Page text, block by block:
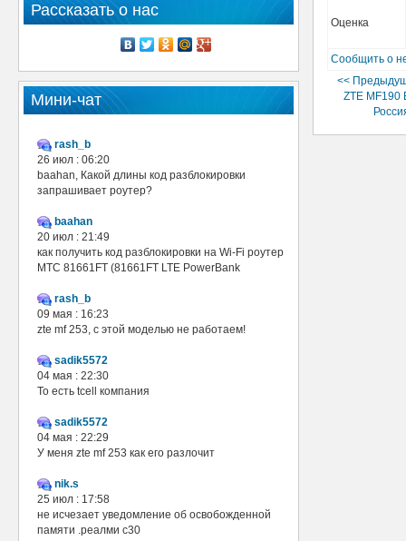
Рассказать о нас
Мини-чат
rash_b
26 июл : 06:20
baahan, Какой длины код разблокировки
запрашивает роутер?
baahan
20 июл : 21:49
как получить код разблокировки на Wi-Fi роутер
МТС 81661FT (81661FT LTE PowerBank
rash_b
09 мая : 16:23
zte mf 253, с этой моделью не работаем!
sadik5572
04 мая : 22:30
То есть tcell компания
sadik5572
04 мая : 22:29
У меня zte mf 253 как его разлочит
nik.s
25 июл : 17:58
не исчезает уведомление об освобожденной
памяти .реалми с30
Оценка
Сообщить о
<<
ZTE MF190